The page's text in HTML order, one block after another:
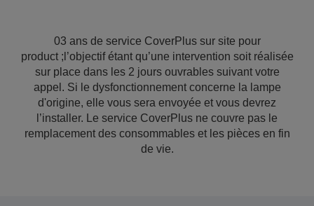
03 ans de service CoverPlus sur site pour
product ;l’objectif étant qu’une intervention soit réalisée
sur place dans les 2 jours ouvrables suivant votre
appel. Si le dysfonctionnement concerne la lampe
d'origine, elle vous sera envoyée et vous devrez
l’installer. Le service CoverPlus ne couvre pas le
remplacement des consommables et les pièces en fin
de vie.